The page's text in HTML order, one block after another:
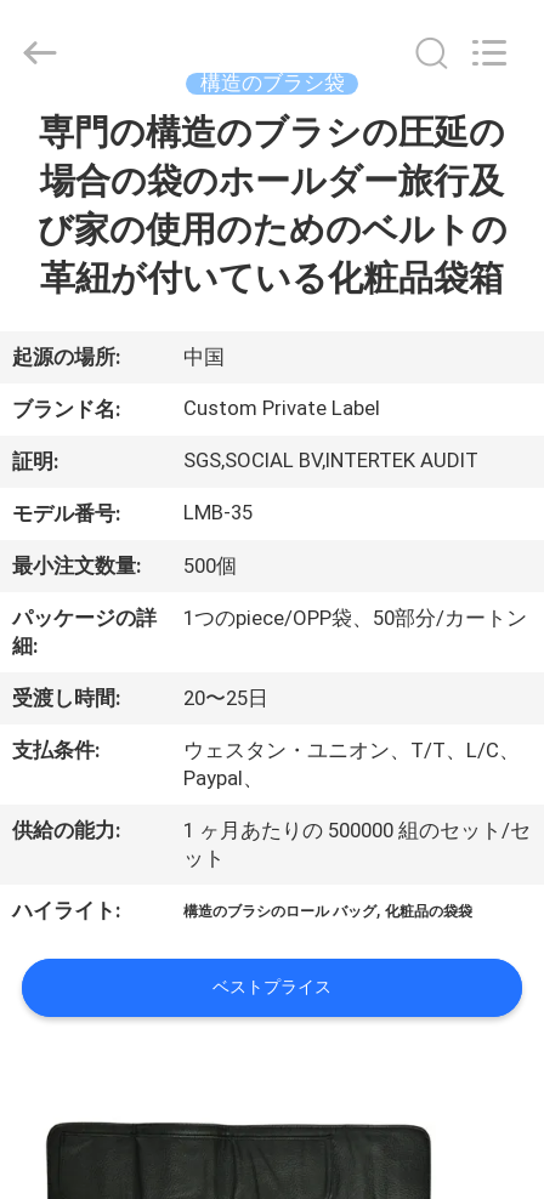
ク
ト
私
達
つ
い
て
工
旅
行
2017
Chanmy
Cosmetics
構造のブラシ袋
専門の構造のブラシの圧延の
場合の袋のホールダー旅行及
び家の使用のためのベルトの
革紐が付いている化粧品袋箱
起源の場所: 中国
ブランド名: Custom Private Label
証明: SGS,SOCIAL BV,INTERTEK AUDIT
モデル番号: LMB-35
最小注文数量: 500個
パッケージの詳
細:
1つのpiece/OPP袋、50部分/カートン
受渡し時間: 20〜25日
支払条件:
ウェスタン・ユニオン、T/T、L/C、
Paypal、
供給の能力:
1 ヶ月あたりの 500000 組のセット/セ
ット
ハイライト: 構造のブラシのロール バッグ,化粧品の袋袋
ベストプライス